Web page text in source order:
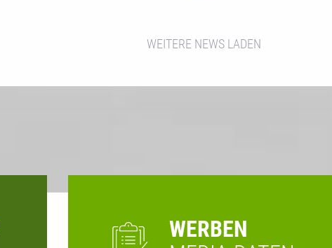
WEITERE NEWS LADEN
WERBEN